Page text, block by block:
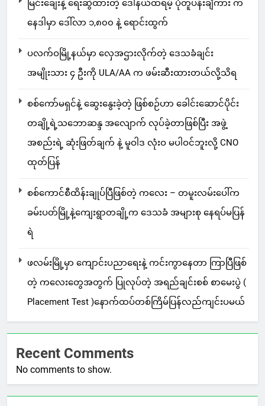
မြင်းချေးနဲ့ ရေးဆွဲထားတဲ့ ဒေါ်နယ်ထရမ့် ပုံတူပန်းချီကား က
နေဒါမှာ ဒေါ်လာ ၁,၈၀၀ နဲ့ ရောင်းထွက်
ပလက်ဝမြို့နယ်မှာ လှေအဌားလိုက်တဲ့ ဒေသခံချင်း
အမျိုးသား ၄ ဦးကို ULA/AA က ဖမ်းဆီးထားတယ်လို့သိရ
စစ်ကော်မရှင်နဲ့ ဆွေးနွေးခဲ့တဲ့ ဖြစ်စဉ်ဟာ ခေါင်းဆောင်ပိုင်း
တချို့ရဲ့သဘောဆန္ဒ အလျောက် လုပ်ခဲ့တာဖြစ်ပြီး အဖွဲ့
အစည်းရဲ့ ဆုံးဖြတ်ချက် နဲ့ မူဝါဒ လုံးဝ မပါဝင်ဘူးလို့ CNO
ထုတ်ပြန်
စစ်ကောင်စီထိန်းချုပ်ပြီဖြစ်တဲ့ ကလေး – တမူးလမ်းပေါ်က
ခမ်းပတ်မြို့နဲ့ကျေးရွာတချို့က ဒေသခံ အများစု နေရပ်မပြန်
ရဲ
ဖလမ်းမြို့မှာ ကျောင်းပညာရေးနဲ့ ကင်းကွာနေတာ ကြာပြီဖြစ်
တဲ့ ကလေးတွေအတွက် ပြုလုပ်တဲ့ အရည်ချင်းစစ် စာမေးပွဲ (
Placement Test )နောက်ထပ်တစ်ကြိမ်ပြန်လည်ကျင်းပမယ်
Recent Comments
No comments to show.